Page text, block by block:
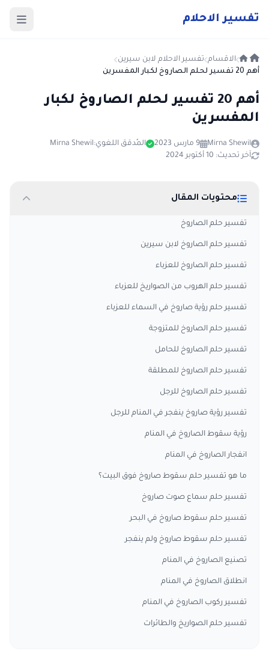
تفسير الاحلام
الاقسام تفسير الاحلام لابن سيرين
أهم 20 تفسير لحلم الصاروخ لكبار المفسرين
أهم 20 تفسير لحلم الصاروخ لكبار
المفسرين
Mirna Shewil 9 مارس 2023 المُدقق اللغوي:Mirna Shewil
آخر تحديث: 10 أكتوبر 2024
محتويات المقال
تفسير حلم الصاروخ
تفسير حلم الصاروخ لابن سيرين
تفسير حلم الصاروخ للعزباء
تفسير حلم الهروب من الصواريخ للعزباء
تفسير حلم رؤية صاروخ في السماء للعزباء
تفسير حلم الصاروخ للمتزوجة
تفسير حلم الصاروخ للحامل
تفسير حلم الصاروخ للمطلقة
تفسير حلم الصاروخ للرجل
تفسير رؤية صاروخ ينفجر في المنام للرجل
رؤية سقوط الصاروخ في المنام
انفجار الصاروخ في المنام
ما هو تفسير حلم سقوط صاروخ فوق البيت؟
تفسير حلم سماع صوت صاروخ
تفسير حلم سقوط صاروخ في البحر
تفسير حلم سقوط صاروخ ولم ينفجر
تصنيع الصاروخ في المنام
انطلاق الصاروخ في المنام
تفسير ركوب الصاروخ في المنام
تفسير حلم الصواريخ والطائرات